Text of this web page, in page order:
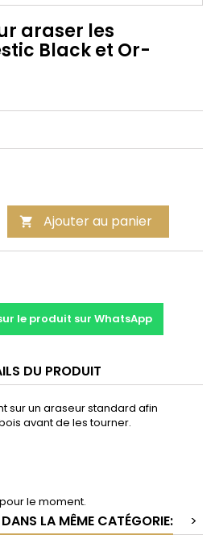
araser les
Black et Or-
 Ajouter au panier
le produit sur WhatsApp
DU PRODUIT
sur un araseur standard afin
avant de les tourner.
le moment.
LA MÊME CATÉGORIE:
>